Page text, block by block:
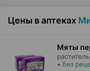
Цены в аптеках
Мяты
• без